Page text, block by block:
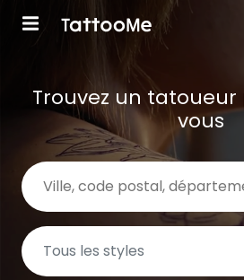
Trouvez un tatoueur
vous